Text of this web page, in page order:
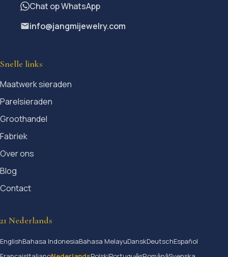
Chat op WhatsApp
info@jangmijewelry.com
Snelle links
Maatwerk sieraden
Parelsieraden
Groothandel
Fabriek
Over ons
Blog
Contact
21 Nederlands
EnglishBahasa IndonesiaBahasa MelayuDanskDeutschEspañol